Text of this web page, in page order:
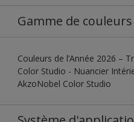
Gamme de couleurs
Couleurs de l’Année 2026 –
Color Studio - Nuancier
AkzoNobel Color Studio